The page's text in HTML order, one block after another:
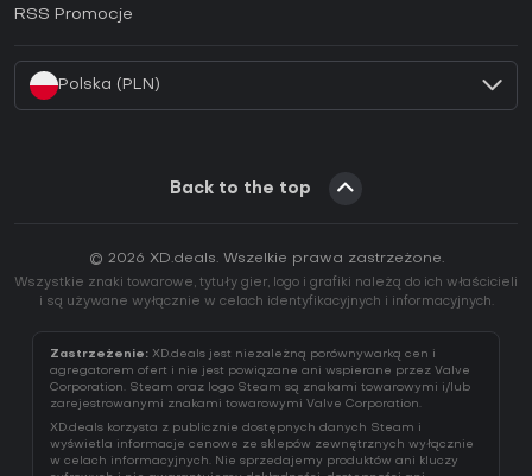
RSS Promocje
Polska (PLN)
Back to the top
© 2026 XD.deals. Wszelkie prawa zastrzeżone.
Wszystkie znaki towarowe, tytuły gier, logo i grafiki należą do ich właścicieli
i są używane wyłącznie w celach identyfikacyjnych i informacyjnych.
Zastrzeżenie: XD.deals jest niezależną porównywarką cen i
agregatorem ofert i nie jest powiązane ani wspierane przez Valve
Corporation. Steam oraz logo Steam są znakami towarowymi i/lub
zarejestrowanymi znakami towarowymi Valve Corporation.
XD.deals korzysta z publicznie dostępnych danych Steam i
wyświetla informacje cenowe ze sklepów zewnętrznych wyłącznie
w celach informacyjnych. Nie sprzedajemy produktów ani kluczy